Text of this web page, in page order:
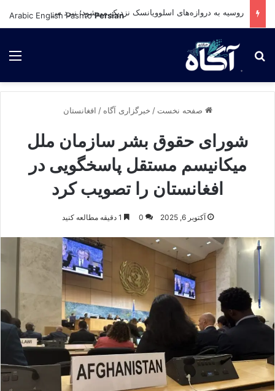
روسیه به دروازه‌های اسلوویانسک نزدیک می‌شود؛ نبرد سرنوشت‌ساز در شرق اوکراین در راه است
برای جستجو
صفحه نخست / خبرگزاری آگاه / افغانستان
شورای حقوق بشر سازمان ملل
میکانیسم مستقل پاسخگویی در
افغانستان را تصویب کرد
آکتوبر 6, 2025 0
Arabic English Pashto Persian